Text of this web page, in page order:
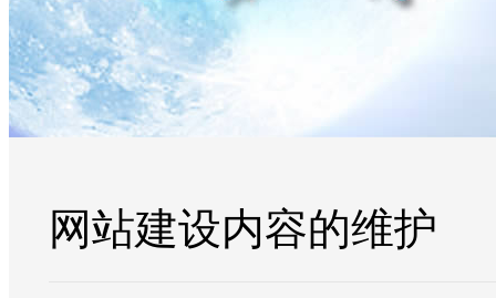
网站建设内容的维护